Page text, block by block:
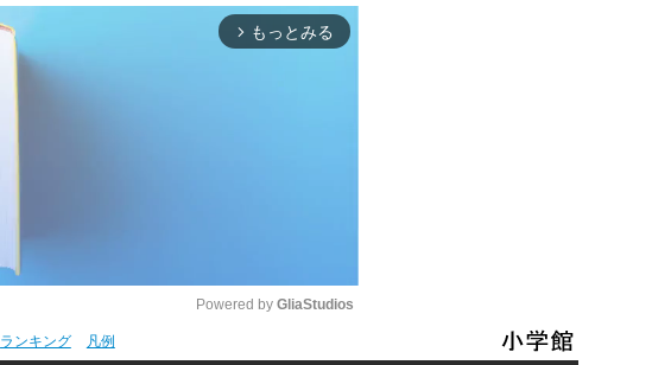
arrow_forward_ios もっとみる
Powered by GliaStudios
ランキング 凡例